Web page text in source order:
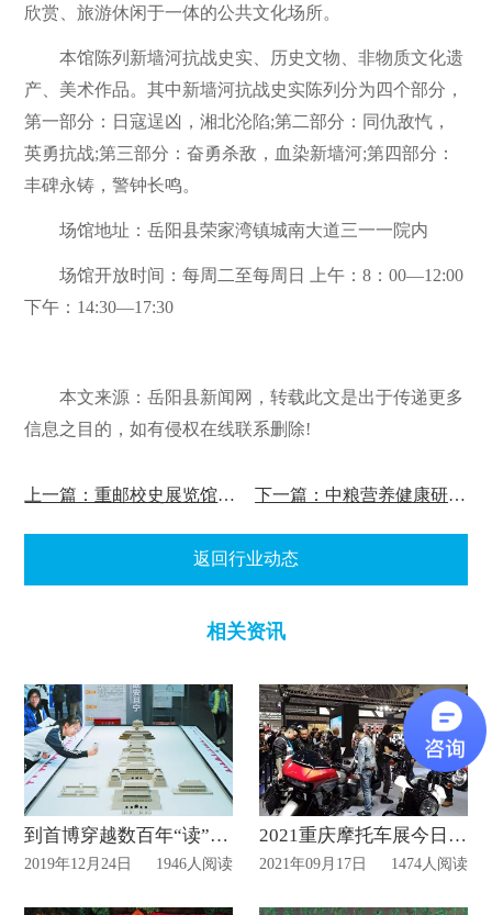
欣赏、旅游休闲于一体的公共文化场所。
本馆陈列新墙河抗战史实、历史文物、非物质文化遗
产、美术作品。其中新墙河抗战史实陈列分为四个部分，
第一部分：日寇逞凶，湘北沦陷;第二部分：同仇敌忾，
英勇抗战;第三部分：奋勇杀敌，血染新墙河;第四部分：
丰碑永铸，警钟长鸣。
场馆地址：岳阳县荣家湾镇城南大道三一一院内
场馆开放时间：每周二至每周日 上午：8：00—12:00
下午：14:30—17:30
本文来源：岳阳县新闻网，转载此文是出于传递更多
信息之目的，如有侵权在线联系删除!
上一篇：重邮校史展览馆改造后重新开馆！ 下一篇：中粮营养健康研究院开放科普展厅!
返回行业动态
相关资讯
到首博穿越数百年“读”中轴 空展厅待观众献“宝”
2019年12月24日 1946人阅读
2021重庆摩托车展今日正式开幕
2021年09月17日 1474人阅读